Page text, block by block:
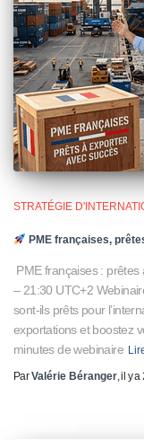
STRATÉGIE
PME françaises,
PME françaises :
– 21:30 UTC+2
sont-ils prêts pour
exportations et boostez
minutes de webinaire
ParValérie Béranger, il y a